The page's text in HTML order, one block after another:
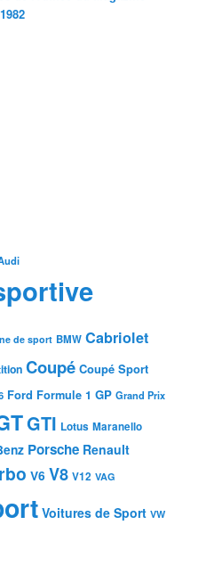
de sport BMW Cabriolet
Coupé Coupé Sport
Ford Formule 1 GP Grand Prix
GTI Lotus Maranello
Porsche Renault
V6 V8 V12 VAG
Voitures de Sport VW